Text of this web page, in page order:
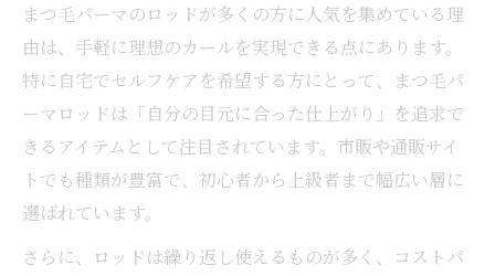
まつ毛パーマのロッドが多くの方に人気を集めている理
由は、手軽に理想のカールを実現できる点にあります。
特に自宅でセルフケアを希望する方にとって、まつ毛パ
ーマロッドは「自分の目元に合った仕上がり」を追求で
きるアイテムとして注目されています。市販や通販サイ
トでも種類が豊富で、初心者から上級者まで幅広い層に
選ばれています。
さらに、ロッドは繰り返し使えるものが多く、コストパ